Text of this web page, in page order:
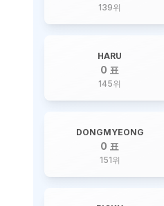
139위
HARU
0 표
145위
DONGMYEONG
0 표
151위